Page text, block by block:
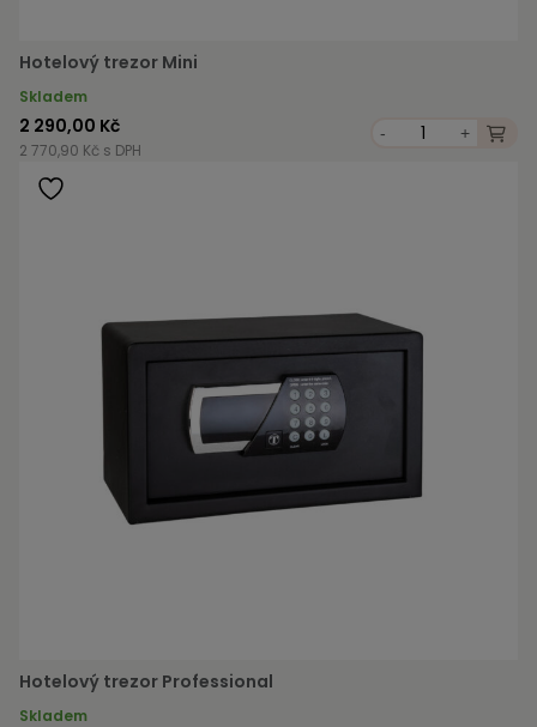
Hotelový trezor Mini
Skladem
2 290,00 Kč
2 770,90 Kč s DPH
- +
Hotelový trezor Professional
Skladem